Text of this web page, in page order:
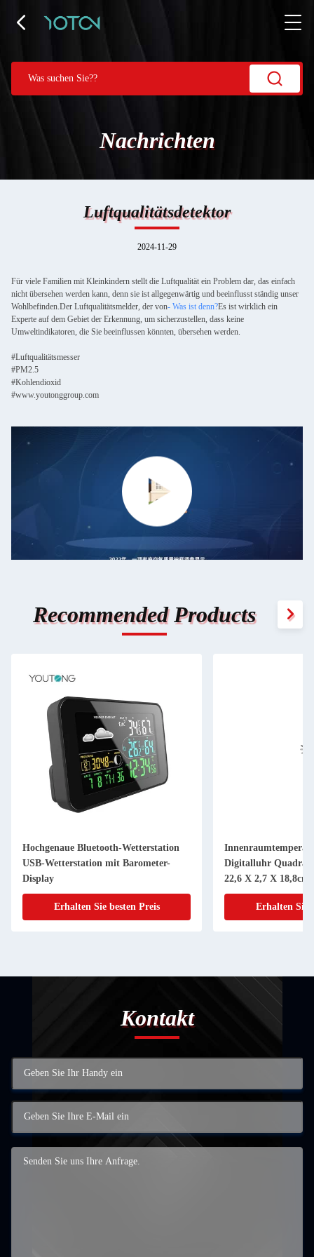
Nachrichten
Luftqualitätsdetektor
2024-11-29
Für viele Familien mit Kleinkindern stellt die Luftqualität ein Problem dar, das einfach
nicht übersehen werden kann, denn sie ist allgegenwärtig und beeinflusst ständig unser
Wohlbefinden.Der Luftqualitätsmelder, der von- Was ist denn?Es ist wirklich ein
Experte auf dem Gebiet der Erkennung, um sicherzustellen, dass keine
Umweltindikatoren, die Sie beeinflussen könnten, übersehen werden.
#Luftqualitätsmesser
#PM2.5
#Kohlendioxid
#www.youtonggroup.com
Recommended Products
Hochgenaue Bluetooth-Wetterstation
USB-Wetterstation mit Barometer-
Display
Erhalten Sie besten Preis
Digitalluhr Quadrat
22,6 X 2,7 X 18,8cm
Erhalten Sie
Kontakt